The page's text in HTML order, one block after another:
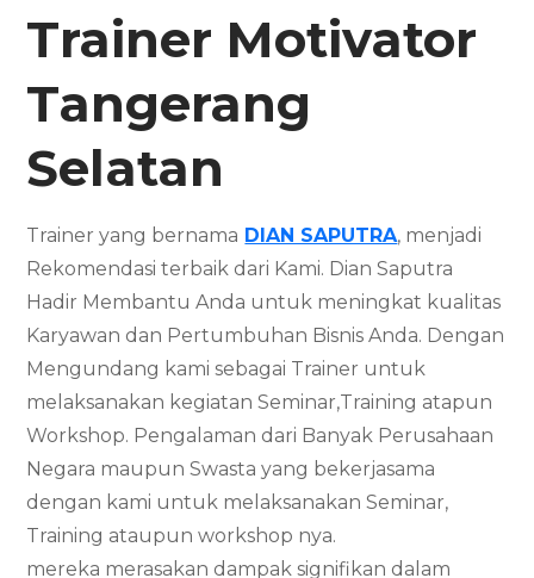
Trainer Motivator
Tangerang
Selatan
Trainer yang bernama DIAN SAPUTRA, menjadi
Rekomendasi terbaik dari Kami. Dian Saputra
Hadir Membantu Anda untuk meningkat kualitas
Karyawan dan Pertumbuhan Bisnis Anda. Dengan
Mengundang kami sebagai Trainer untuk
melaksanakan kegiatan Seminar,Training atapun
Workshop. Pengalaman dari Banyak Perusahaan
Negara maupun Swasta yang bekerjasama
dengan kami untuk melaksanakan Seminar,
Training ataupun workshop nya.
mereka merasakan dampak signifikan dalam